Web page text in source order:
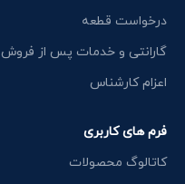
درخواست قطعه
گارانتی و خدمات پس از فروش
اعزام کارشناس
فرم های کاربری
کاتالوگ محصولات